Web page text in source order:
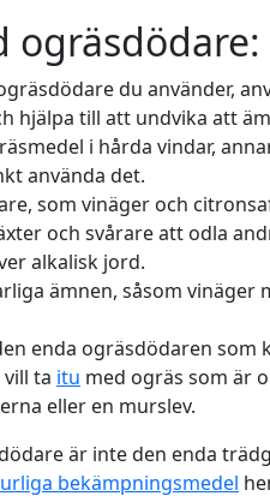
du använder,
hjälpa till att undvika att
i hårda vindar,
använda det.
som vinäger och
och svårare att odla
alkalisk jord.
ämnen, såsom
enda ogräsdödaren som
ta itu med ogräs som är
eller en murslev.
är inte den enda
bekämpningsmedel